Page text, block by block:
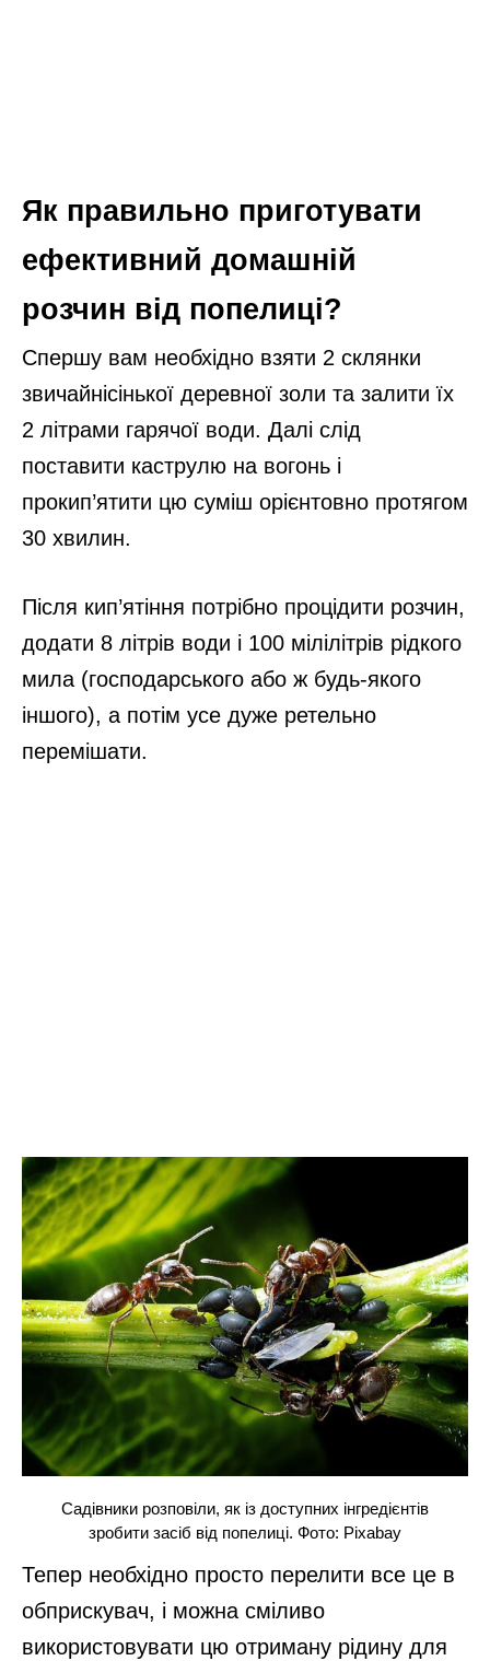
Як правильно приготувати
ефективний домашній
розчин від попелиці?
Спершу вам необхідно взяти 2 склянки
звичайнісінької деревної золи та залити їх
2 літрами гарячої води. Далі слід
поставити каструлю на вогонь і
прокип’ятити цю суміш орієнтовно протягом
30 хвилин.
Після кип’ятіння потрібно процідити розчин,
додати 8 літрів води і 100 мілілітрів рідкого
мила (господарського або ж будь-якого
іншого), а потім усе дуже ретельно
перемішати.
Садівники розповіли, як із доступних інгредієнтів
зробити засіб від попелиці. Фото: Pixabay
Тепер необхідно просто перелити все це в
обприскувач, і можна сміливо
використовувати цю отриману рідину для